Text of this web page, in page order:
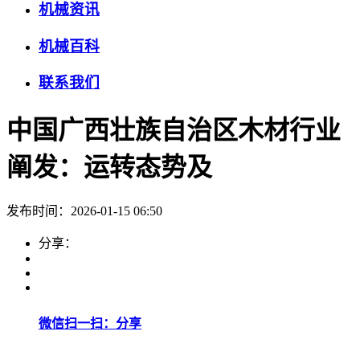
机械资讯
机械百科
联系我们
中国广西壮族自治区木材行业
阐发：运转态势及
发布时间：2026-01-15 06:50
分享：
微信扫一扫：分享